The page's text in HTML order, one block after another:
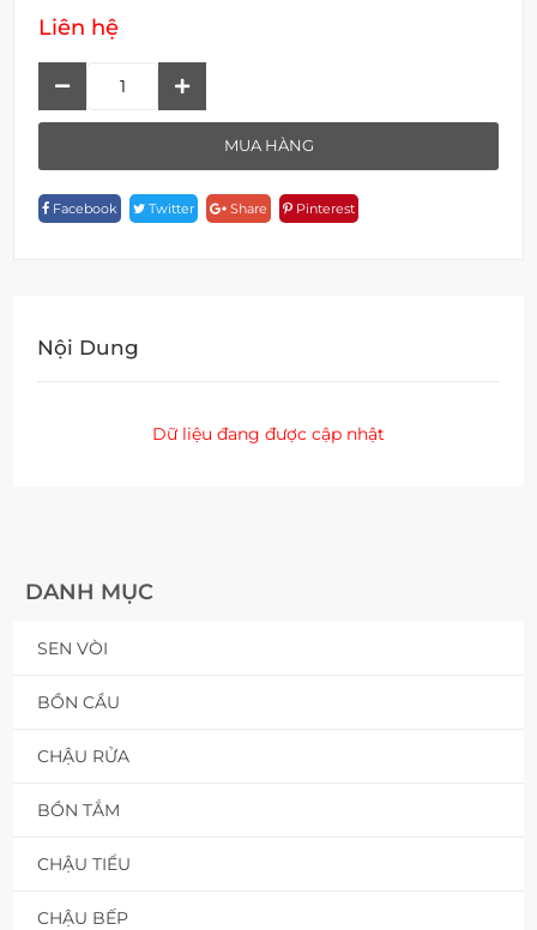
DANH MỤC
SEN VÒI
BỒN CẦU
CHẬU RỬA
BỒN TẮM
CHẬU TIỂU
CHẬU BẾP
Liên hệ
A
19259
MUA HÀNG
Facebook Twitter Share Pinterest
Nội Dung
Dữ liệu đang được cập nhật